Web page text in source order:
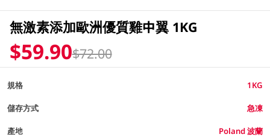
無激素添加歐洲優質雞中翼 1KG
$59.90$72.00
規格 1KG
儲存方式 急凍
產地 Poland 波蘭